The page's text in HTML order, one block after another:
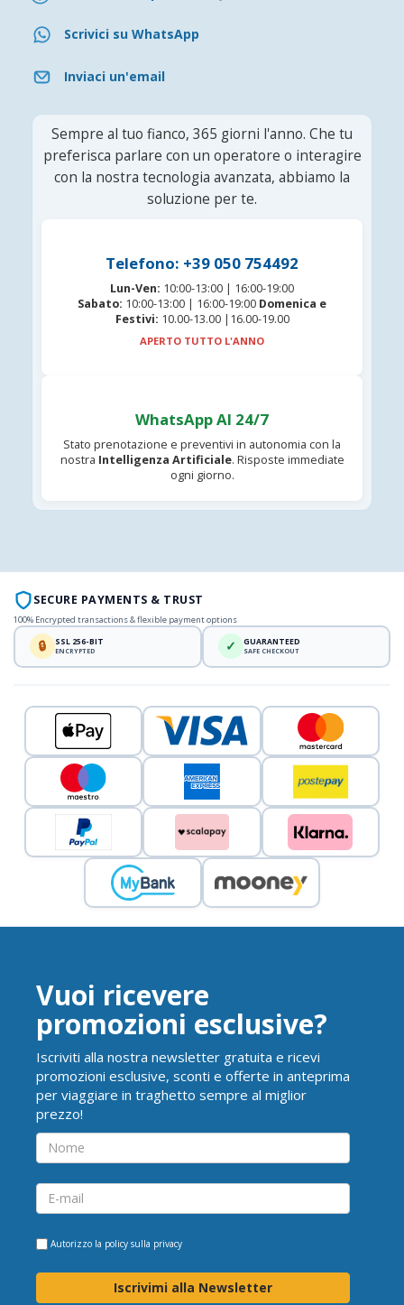
Scrivici su WhatsApp
Inviaci un'email
Sempre al tuo fianco, 365 giorni l'anno. Che tu
preferisca parlare con un operatore o interagire
con la nostra tecnologia avanzata, abbiamo la
soluzione per te.
Telefono: +39 050 754492
Lun-Ven: 10:00-13:00 | 16:00-19:00
Sabato: 10:00-13:00 | 16:00-19:00 Domenica e
Festivi: 10.00-13.00 |16.00-19.00
APERTO TUTTO L'ANNO
WhatsApp AI 24/7
Stato prenotazione e preventivi in autonomia con la
nostra Intelligenza Artificiale. Risposte immediate
ogni giorno.
SECURE PAYMENTS & TRUST
100% Encrypted transactions & flexible payment options
🔒 SSL 256-BIT
ENCRYPTED ✓ GUARANTEED
SAFE CHECKOUT
Vuoi ricevere
promozioni esclusive?
Iscriviti alla nostra newsletter gratuita e ricevi
promozioni esclusive, sconti e offerte in anteprima
per viaggiare in traghetto sempre al miglior
prezzo!
Autorizzo la policy sulla privacy
Iscrivimi alla Newsletter